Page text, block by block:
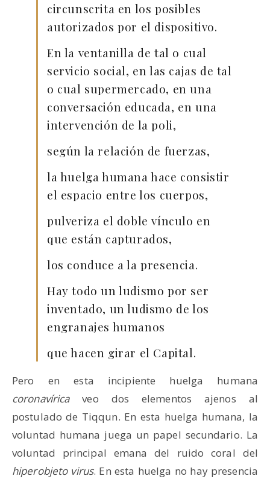
circunscrita en los posibles
autorizados por el dispositivo.
En la ventanilla de tal o cual
servicio social, en las cajas de tal
o cual supermercado, en una
conversación educada, en una
intervención de la poli,
según la relación de fuerzas,
la huelga humana hace consistir
el espacio entre los cuerpos,
pulveriza el doble vínculo en
que están capturados,
los conduce a la presencia.
Hay todo un ludismo por ser
inventado, un ludismo de los
engranajes humanos
que hacen girar el Capital.
Pero en esta incipiente huelga humana
coronavíricaveo dos elementos ajenos al
postulado de Tiqqun. En esta huelga humana, la
voluntad humana juega un papel secundario. La
voluntad principal emana del ruido coral del
hiperobjeto virus. En esta huelga no hay presencia